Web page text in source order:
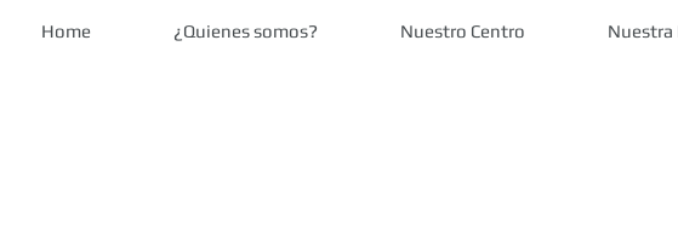
Home ¿Quienes somos? Nuestro Centro Nuestra